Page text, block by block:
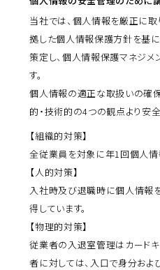
当社では、個人情報を厳正に
拠した個人情報保護方針を基
策定し、個人情報保護マネジメ
す。
個人情報の適正な取扱いの確
的・技術的の4つの観点より安
【組織的対策】
全従業員を対象に年1回個人情
【人的対策】
入社時及び退職時に個人情報
得しています。
【物理的対策】
従業者の入退室管理はカード
者に対しては、入口で身分およ